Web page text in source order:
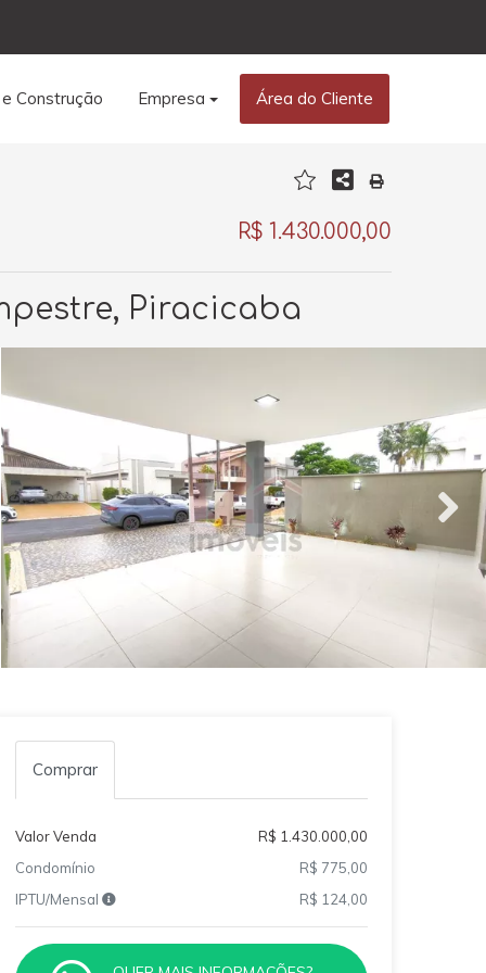
Construção Empresa Área do Cliente
R$ 1.430.000,00
Piracicaba
Comprar
Valor Venda
R$ 1.430.000,00
Condomínio
R$ 775,00
IPTU/Mensal
R$ 124,00